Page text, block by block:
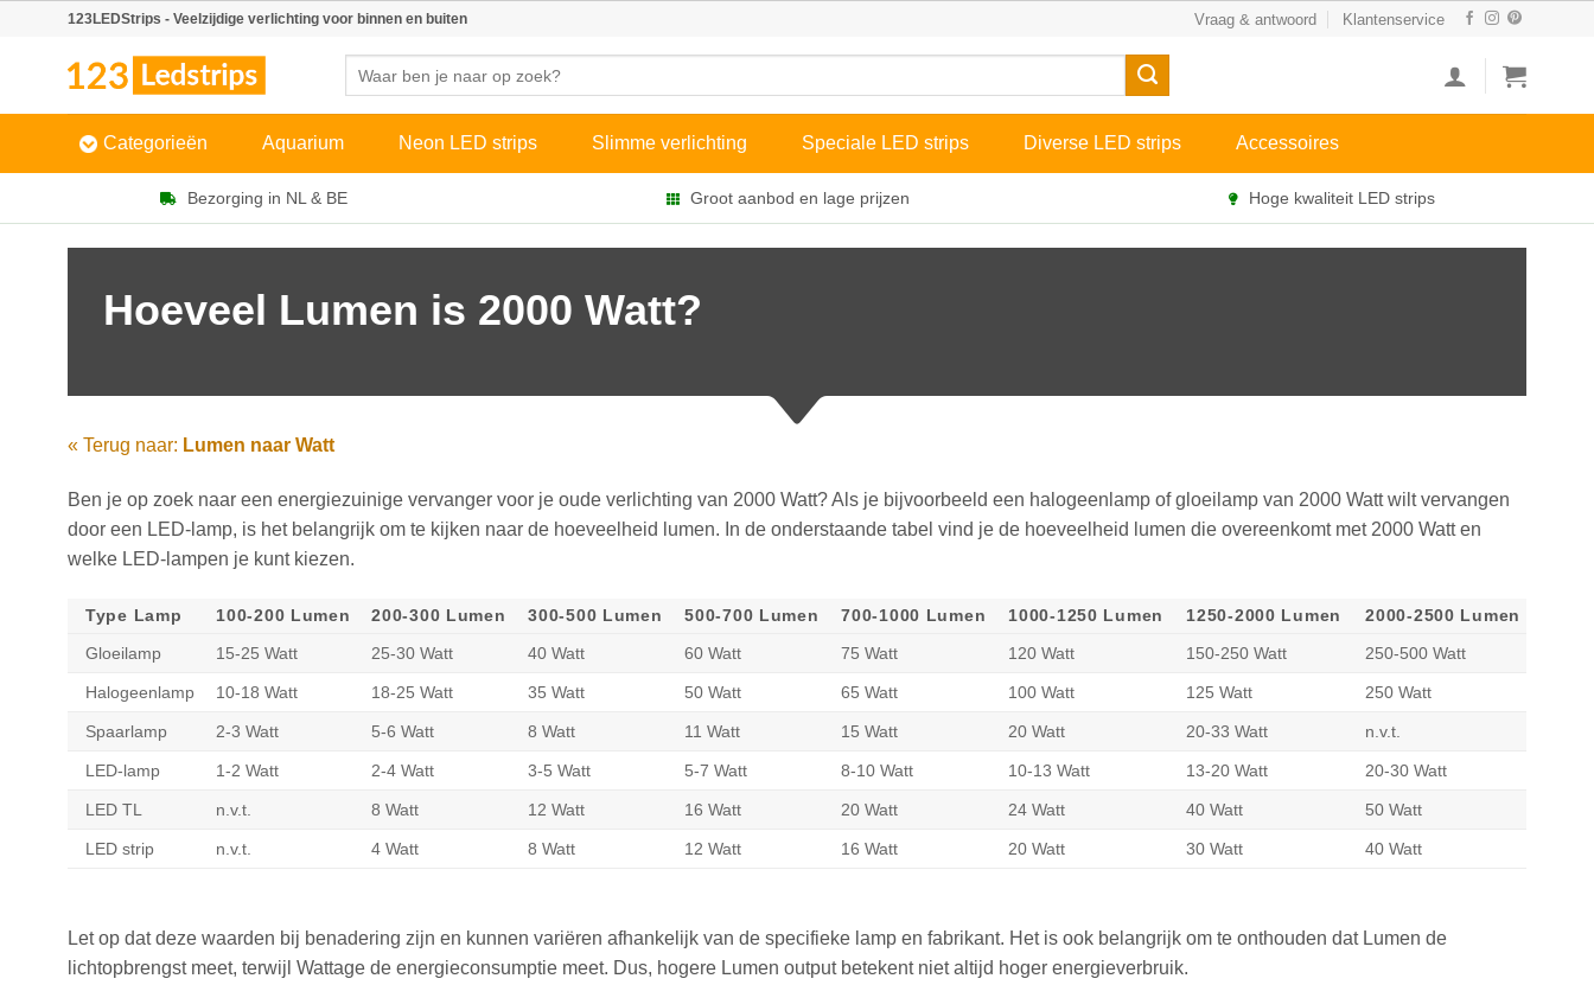
123LEDStrips - Veelzijdige verlichting voor binnen en buiten Vraag & antwoord Klantenservice
Categorieën Aquarium Neon LED strips Slimme verlichting Speciale LED strips Diverse LED strips Accessoires
Bezorging in NL & BE Groot aanbod en lage prijzen Hoge kwaliteit LED strips
Hoeveel Lumen is 2000 Watt?
« Terug naar: Lumen naar Watt
Ben je op zoek naar een energiezuinige vervanger voor je oude verlichting van 2000 Watt? Als je bijvoorbeeld een halogeenlamp of gloeilamp van 2000 Watt wilt vervangen
door een LED-lamp, is het belangrijk om te kijken naar de hoeveelheid lumen. In de onderstaande tabel vind je de hoeveelheid lumen die overeenkomt met 2000 Watt en
welke LED-lampen je kunt kiezen.
Type Lamp 100-200 Lumen 200-300 Lumen 300-500 Lumen 500-700 Lumen 700-1000 Lumen 1000-1250 Lumen 1250-2000 Lumen
2000-2500 Lumen
Gloeilamp
15-25 Watt 25-30 Watt 40 Watt 60 Watt 75 Watt 120 Watt 150-250 Watt 250-500 Watt
Halogeenlamp 10-18 Watt 18-25 Watt 35 Watt 50 Watt 65 Watt 100 Watt 125 Watt 250 Watt
Spaarlamp 2-3 Watt 5-6 Watt 8 Watt 11 Watt 15 Watt 20 Watt 20-33 Watt n.v.t.
LED-lamp 1-2 Watt 2-4 Watt 3-5 Watt 5-7 Watt 8-10 Watt 10-13 Watt 13-20 Watt 20-30 Watt
LED TL n.v.t. 8 Watt 12 Watt 16 Watt 20 Watt 24 Watt 40 Watt 50 Watt
LED strip n.v.t. 4 Watt 8 Watt 12 Watt 16 Watt 20 Watt 30 Watt 40 Watt
Let op dat deze waarden bij benadering zijn en kunnen variëren afhankelijk van de specifieke lamp en fabrikant. Het is ook belangrijk om te onthouden dat Lumen de
lichtopbrengst meet, terwijl Wattage de energieconsumptie meet. Dus, hogere Lumen output betekent niet altijd hoger energieverbruik.